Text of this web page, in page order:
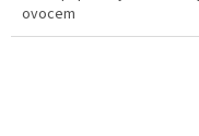
ovocem